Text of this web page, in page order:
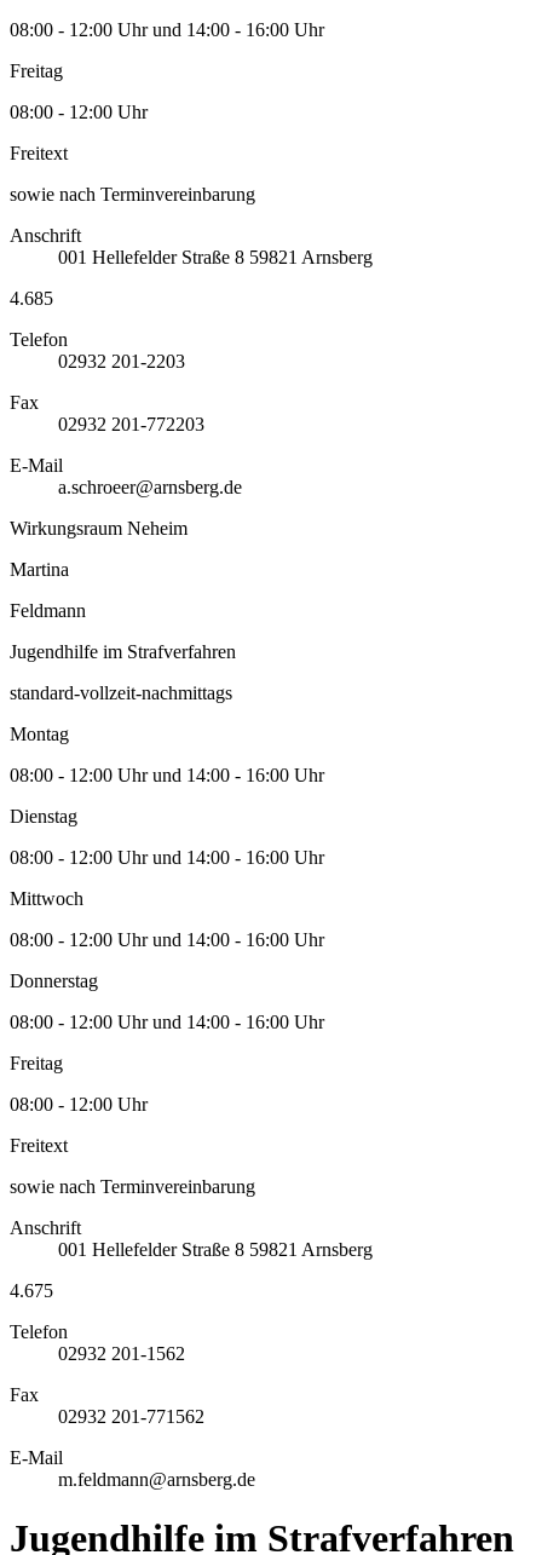
08:00 - 12:00 Uhr und 14:00 - 16:00 Uhr
Freitag
08:00 - 12:00 Uhr
Freitext
sowie nach Terminvereinbarung
Anschrift
001 Hellefelder Straße 8 59821 Arnsberg
4.685
Telefon
02932 201-2203
Fax
02932 201-772203
E-Mail
a.schroeer@arnsberg.de
Wirkungsraum Neheim
Martina
Feldmann
Jugendhilfe im Strafverfahren
standard-vollzeit-nachmittags
Montag
08:00 - 12:00 Uhr und 14:00 - 16:00 Uhr
Dienstag
08:00 - 12:00 Uhr und 14:00 - 16:00 Uhr
Mittwoch
08:00 - 12:00 Uhr und 14:00 - 16:00 Uhr
Donnerstag
08:00 - 12:00 Uhr und 14:00 - 16:00 Uhr
Freitag
08:00 - 12:00 Uhr
Freitext
sowie nach Terminvereinbarung
Anschrift
001 Hellefelder Straße 8 59821 Arnsberg
4.675
Telefon
02932 201-1562
Fax
02932 201-771562
E-Mail
m.feldmann@arnsberg.de
Jugendhilfe im Strafverfahren